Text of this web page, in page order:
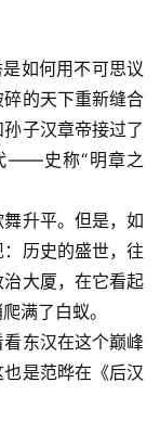
如何用不可思议
的天下重新缝合
子汉章帝接过了
——史称“明章之
升平。但是，如
历史的盛世，往
大厦，在它看起
满了白蚁。
东汉在这个巅峰
是范晔在《后汉